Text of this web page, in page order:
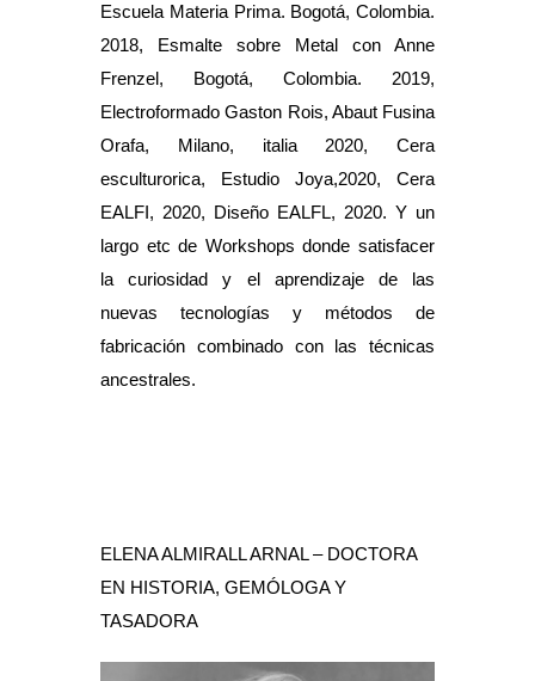
Escuela Materia Prima. Bogotá, Colombia.
2018, Esmalte sobre Metal con Anne
Frenzel, Bogotá, Colombia. 2019,
Electroformado Gaston Rois, Abaut Fusina
Orafa, Milano, italia 2020, Cera
esculturorica, Estudio Joya,2020, Cera
EALFI, 2020, Diseño EALFL, 2020. Y un
largo etc de Workshops donde satisfacer
la curiosidad y el aprendizaje de las
nuevas tecnologías y métodos de
fabricación combinado con las técnicas
ancestrales.
ELENA ALMIRALL ARNAL – DOCTORA
EN HISTORIA, GEMÓLOGA Y
TASADORA